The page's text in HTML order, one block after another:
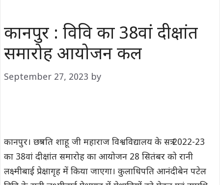
कानपुर : विवि का 38वांं दीक्षांत
समारोह आयोजन कल
September 27, 2023 by
कानपुर। छत्रपति शाहू जी महाराज विश्वविद्यालय के सत्र 2022-23
का 38वां दीक्षांत समारोह का आयोजन 28 सितंबर को रानी
लक्ष्मीबाई प्रेक्षागृह में किया जाएगा। कुलाधिपति आनंदीबेन पटेल